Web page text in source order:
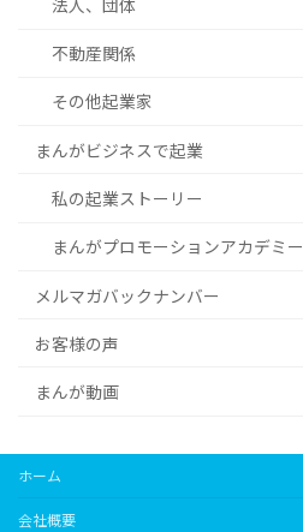
不動産関係
その他起業家
まんがビジネスで起業
私の起業ストーリー
まんがプロモーションアカデミー
メルマガバックナンバー
お客様の声
まんが動画
ホーム
会社概要